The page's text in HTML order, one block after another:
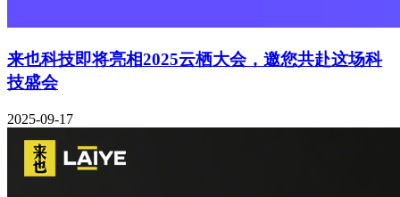
来也科技即将亮相2025云栖大会，邀您共赴这场科
技盛会
2025-09-17